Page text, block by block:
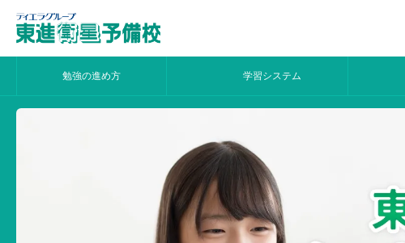
勉強の進め方 学習システム